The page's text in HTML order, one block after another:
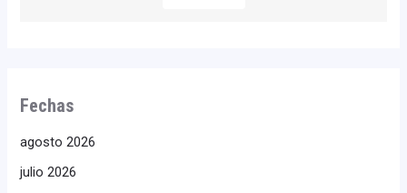
Fechas
agosto 2026
julio 2026